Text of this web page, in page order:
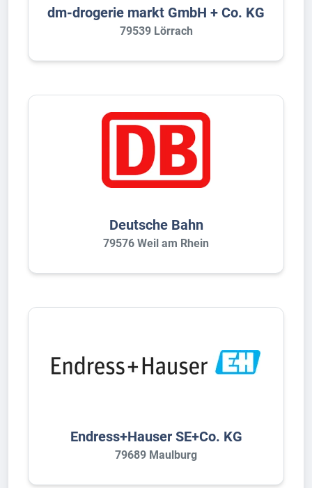
dm-drogerie markt GmbH + Co. KG
79539 Lörrach
Deutsche Bahn
79576 Weil am Rhein
Endress+Hauser SE+Co. KG
79689 Maulburg